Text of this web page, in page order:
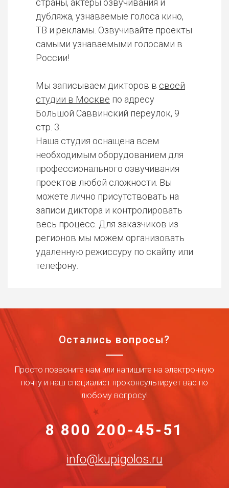
страны, актеры озвучивания и
дубляжа, узнаваемые голоса кино,
ТВ и рекламы. Озвучивайте проекты
самыми узнаваемыми голосами в
России!
Мы записываем дикторов в своей
студии в Москве по адресу
Большой Саввинский переулок, 9
стр. 3.
Наша студия оснащена всем
необходимым оборудованием для
профессионального озвучивания
проектов любой сложности. Вы
можете лично присутствовать на
записи диктора и контролировать
весь процесс. Для заказчиков из
регионов мы можем организовать
удаленную режиссуру по скайпу или
телефону.
Остались вопросы?
Просто позвоните нам или напишите на электронную
почту и наш специалист проконсультирует вас по
любому вопросу!
8 800 200-45-51
info@kupigolos.ru